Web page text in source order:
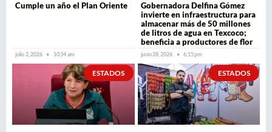
Cumple un año el Plan Oriente
julio 2, 2026 10:34 am
Gobernadora Delfina Gómez
invierte en infraestructura para
almacenar más de 50 millones
de litros de agua en Texcoco;
beneficia a productores de flor
junio 28, 2026 6:15 pm
ESTADOS ESTADOS